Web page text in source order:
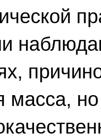
масса,